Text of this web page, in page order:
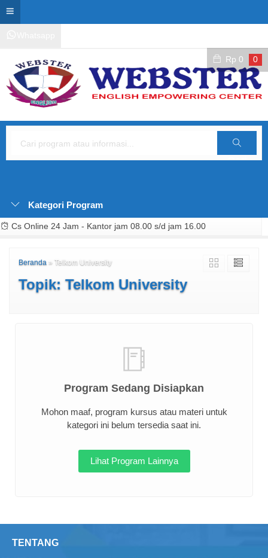
Rp 0 0
Cari
Kategori Program
Cs Online 24 Jam - Kantor jam 08.00 s/d jam 16.00
Beranda » Telkom University
Topik: Telkom University
Program Sedang Disiapkan
Mohon maaf, program kursus atau materi untuk
kategori ini belum tersedia saat ini.
Lihat Program Lainnya
TENTANG